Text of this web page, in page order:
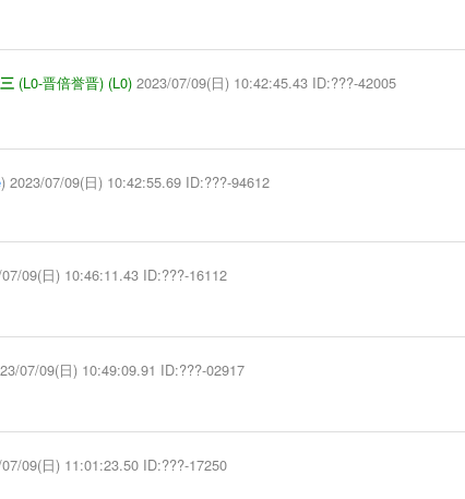
(L0-晋倍誉晋) (L0) 2023/07/09(日) 10:42:45.43 ID:???-42005
) 2023/07/09(日) 10:42:55.69 ID:???-94612
09(日) 10:46:11.43 ID:???-16112
07/09(日) 10:49:09.91 ID:???-02917
09(日) 11:01:23.50 ID:???-17250